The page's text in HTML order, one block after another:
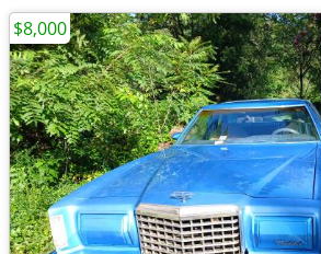
$8,000